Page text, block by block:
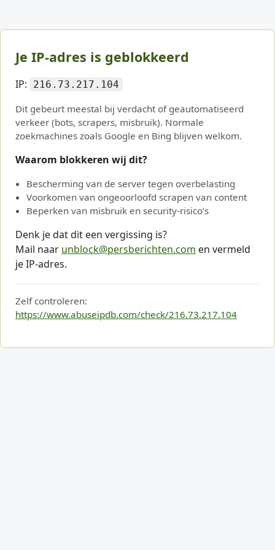
Je IP-adres is geblokkeerd
IP: 216.73.217.104
Dit gebeurt meestal bij verdacht of geautomatiseerd
verkeer (bots, scrapers, misbruik). Normale
zoekmachines zoals Google en Bing blijven welkom.
Waarom blokkeren wij dit?
Bescherming van de server tegen overbelasting
Voorkomen van ongeoorloofd scrapen van content
Beperken van misbruik en security-risico’s
Denk je dat dit een vergissing is?
Mail naar unblock@persberichten.com en vermeld
je IP-adres.
Zelf controleren:
https://www.abuseipdb.com/check/216.73.217.104